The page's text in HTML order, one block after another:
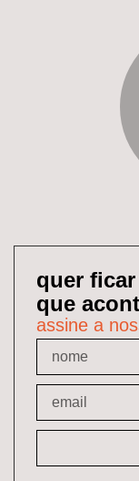
quer
que
assine a